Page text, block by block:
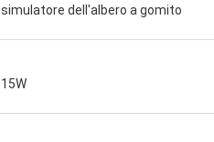
simulatore dell'albero a gomito
15W